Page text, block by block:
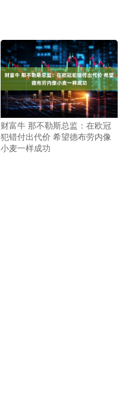
财富牛 那不勒斯总监：在欧冠
犯错付出代价 希望德布劳内像
小麦一样成功